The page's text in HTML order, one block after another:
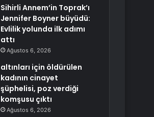
Sihirli Annem’in Toprak’ı
Jennifer Boyner büyüdü:
Evlilik yolunda ilk adımı
attı
Ağustos 6, 2026
altınları için öldürülen
kadının cinayet
şüphelisi, poz verdiği
komşusu çıktı
Ağustos 6, 2026